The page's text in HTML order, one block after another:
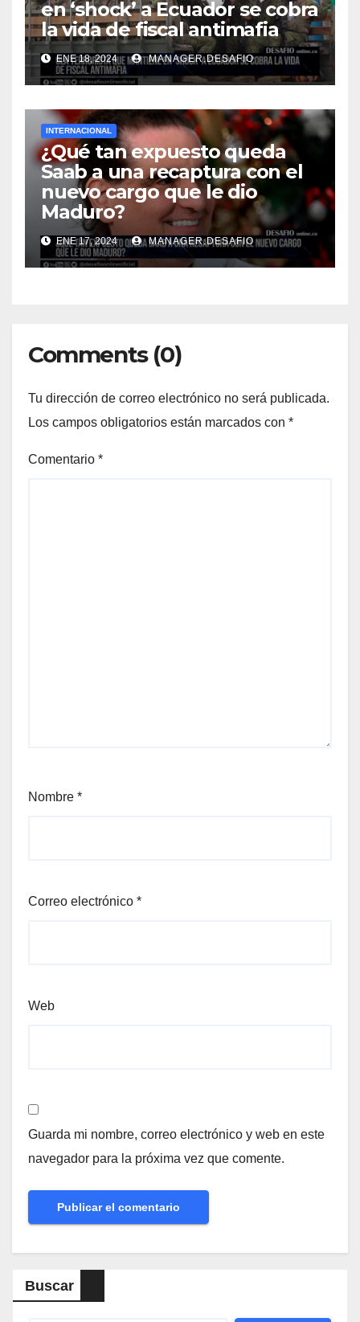
en ‘shock’ a Ecuador se cobra
la vida de fiscal antimafia
ENE 18, 2024 MANAGER.DESAFIO
INTERNACIONAL
¿Qué tan expuesto queda
Saab a una recaptura con el
nuevo cargo que le dio
Maduro?
ENE 17, 2024 MANAGER.DESAFIO
Comments (0)
Tu dirección de correo electrónico no será publicada.
Los campos obligatorios están marcados con *
Comentario *
Nombre *
Correo electrónico *
Web
Guarda mi nombre, correo electrónico y web en este
navegador para la próxima vez que comente.
Buscar